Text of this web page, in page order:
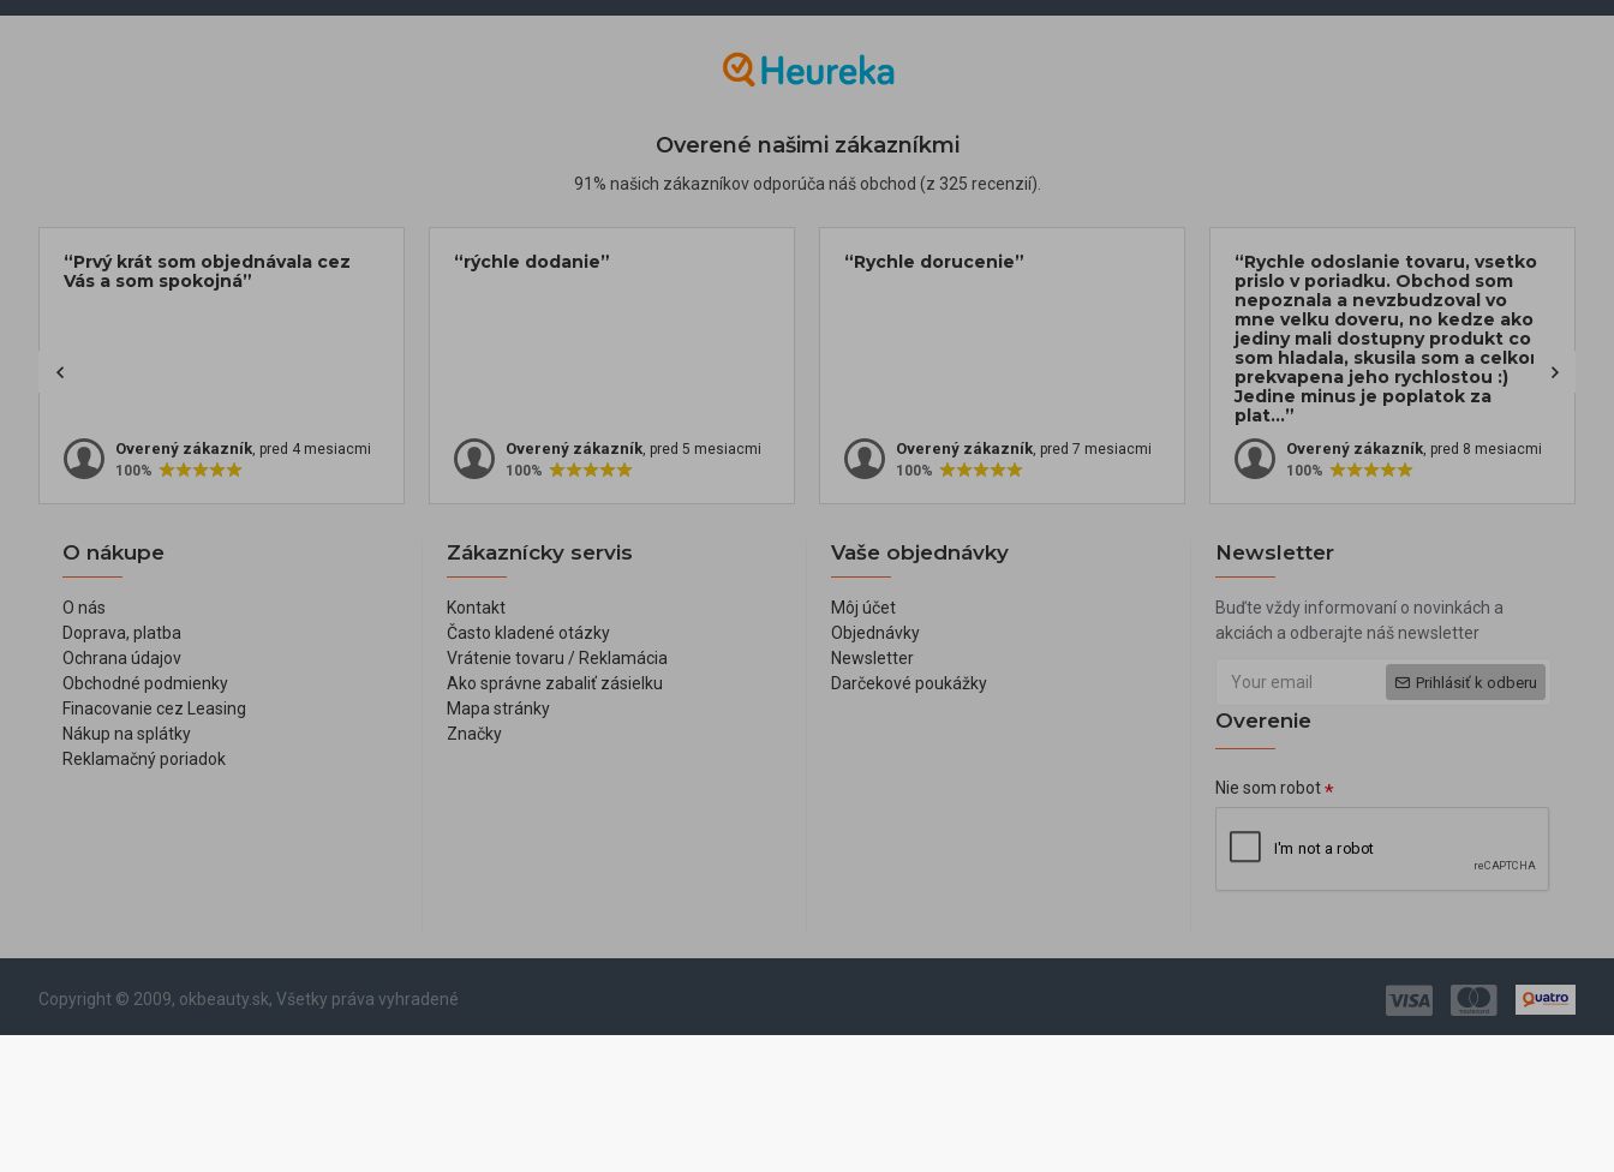
Overené našimi zákazníkmi
91% našich zákazníkov odporúča náš obchod (z 325 recenzií).
“Prvý krát som objednávala cez
Vás a som spokojná”
Overený zákazník, pred 4 mesiacmi
100%
“rýchle dodanie”
Overený zákazník, pred 5 mesiacmi
100%
“Rychle dorucenie”
Overený zákazník, pred 7 mesiacmi
100%
“Rychle odoslanie tovaru, vsetko
prislo v poriadku. Obchod som
nepoznala a nevzbudzoval vo
mne velku doveru, no kedze ako
jediny mali dostupny produkt co
som hladala, skusila som a celkom
prekvapena jeho rychlostou :)
Jedine minus je poplatok za
plat...”
Overený zákazník, pred 8 mesiacmi
100%
O nákupe
O nás
Doprava, platba
Ochrana údajov
Obchodné podmienky
Finacovanie cez Leasing
Nákup na splátky
Reklamačný poriadok
Zákaznícky servis
Kontakt
Často kladené otázky
Vrátenie tovaru / Reklamácia
Ako správne zabaliť zásielku
Mapa stránky
Značky
Vaše objednávky
Môj účet
Objednávky
Newsletter
Darčekové poukážky
Newsletter
Buďte vždy informovaní o novinkách a
akciách a odberajte náš newsletter
Prihlásiť k odberu
Overenie
Nie som robot
Copyright © 2009, okbeauty.sk, Všetky práva vyhradené